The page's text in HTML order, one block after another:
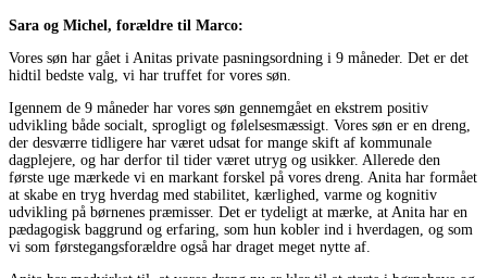
Sara og Michel, forældre til Marco:
Vores søn har gået i Anitas private pasningsordning i 9 måneder. Det er det
hidtil bedste valg, vi har truffet for vores søn.
Igennem de 9 måneder har vores søn gennemgået en ekstrem positiv
udvikling både socialt, sprogligt og følelsesmæssigt. Vores søn er en dreng,
der desværre tidligere har været udsat for mange skift af kommunale
dagplejere, og har derfor til tider været utryg og usikker. Allerede den
første uge mærkede vi en markant forskel på vores dreng. Anita har formået
at skabe en tryg hverdag med stabilitet, kærlighed, varme og kognitiv
udvikling på børnenes præmisser. Det er tydeligt at mærke, at Anita har en
pædagogisk baggrund og erfaring, som hun kobler ind i hverdagen, og som
vi som førstegangsforældre også har draget meget nytte af.